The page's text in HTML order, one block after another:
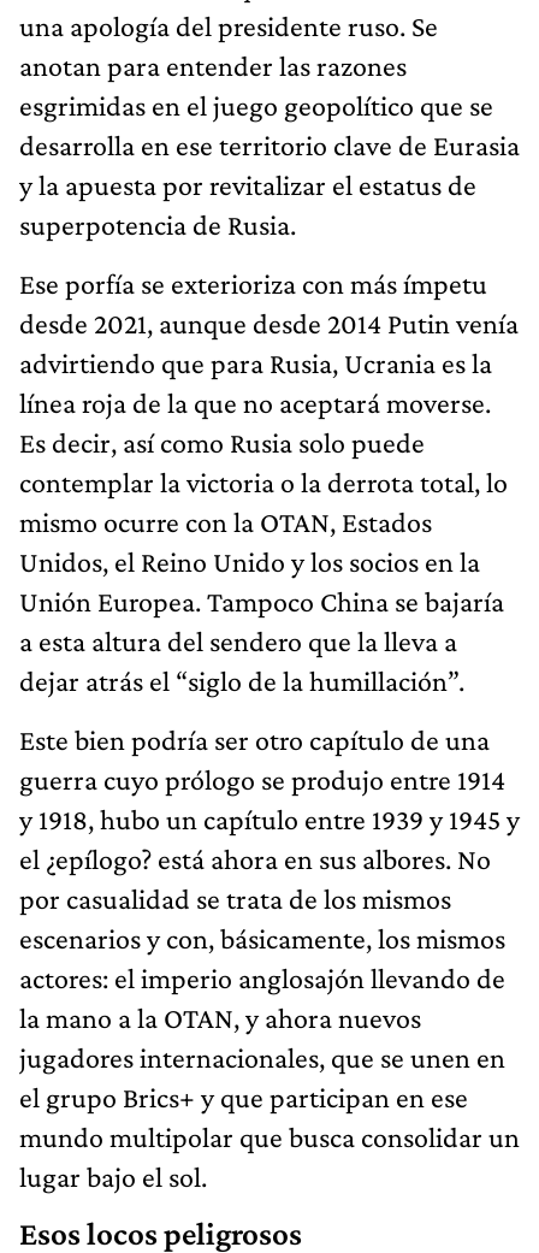
una apología del presidente ruso. Se
anotan para entender las razones
esgrimidas en el juego geopolítico que se
desarrolla en ese territorio clave de Eurasia
y la apuesta por revitalizar el estatus de
superpotencia de Rusia.
Ese porfía se exterioriza con más ímpetu
desde 2021, aunque desde 2014 Putin venía
advirtiendo que para Rusia, Ucrania es la
línea roja de la que no aceptará moverse.
Es decir, así como Rusia solo puede
contemplar la victoria o la derrota total, lo
mismo ocurre con la OTAN, Estados
Unidos, el Reino Unido y los socios en la
Unión Europea. Tampoco China se bajaría
a esta altura del sendero que la lleva a
dejar atrás el “siglo de la humillación”.
Este bien podría ser otro capítulo de una
guerra cuyo prólogo se produjo entre 1914
y 1918, hubo un capítulo entre 1939 y 1945 y
el ¿epílogo? está ahora en sus albores. No
por casualidad se trata de los mismos
escenarios y con, básicamente, los mismos
actores: el imperio anglosajón llevando de
la mano a la OTAN, y ahora nuevos
jugadores internacionales, que se unen en
el grupo Brics+ y que participan en ese
mundo multipolar que busca consolidar un
lugar bajo el sol.
Esos locos peligrosos